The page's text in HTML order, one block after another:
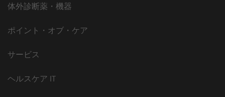
体外診断薬・機器
ポイント・オブ・ケア
サービス
ヘルスケア IT